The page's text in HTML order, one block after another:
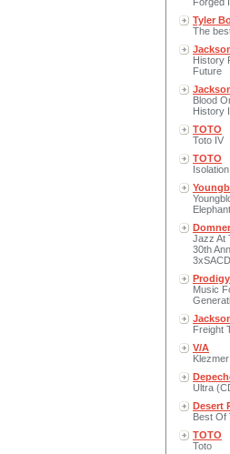
Tyler
The
History
Future
Blood
History
TOTO
Toto IV
TOTO
Isolation
Jazz At
30th
Prodigy
Music
Freight
V/A
Ultra
Desert
Best Of
TOTO
Toto